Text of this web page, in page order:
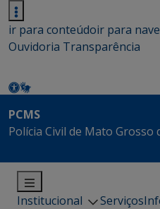
ir para conteúdoir para
Ouvidoria Transparência
PCMS
Polícia Civil de Mato Grosso
Institucional Serviços